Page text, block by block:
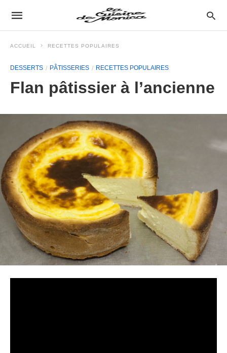
ACCUEIL RECETTES POPULAIRES
DESSERTS PÂTISSERIES RECETTES POPULAIRES
Flan pâtissier à l’ancienne